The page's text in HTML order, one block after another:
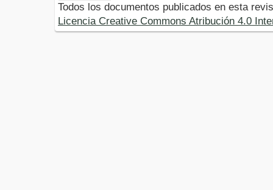
Todos los documentos publicados en esta
Licencia Creative Commons Atribución 4.0